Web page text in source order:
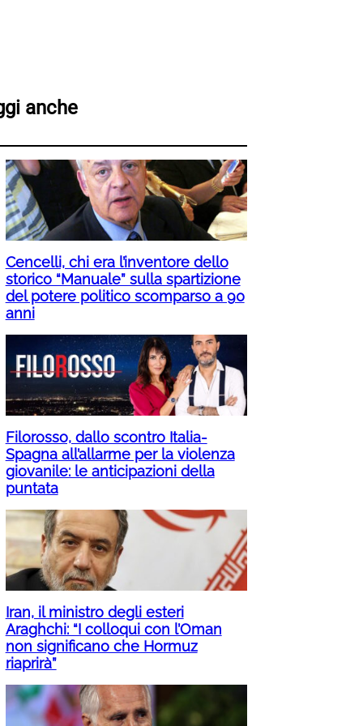
anche
Cencelli, chi era l’inventore dello
storico “Manuale” sulla spartizione
del potere politico scomparso a 90
anni
Filorosso, dallo scontro Italia-
Spagna all’allarme per la violenza
giovanile: le anticipazioni della
puntata
Iran, il ministro degli esteri
Araghchi: “I colloqui con l’Oman
non significano che Hormuz
riaprirà”